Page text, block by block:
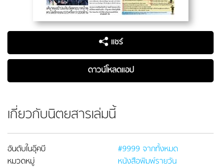
แชร์
ดาวน์โหลดแอป
เกี่ยวกับนิตยสารเล่มนี้
อันดับในอุ๊คบี
#9999 จากทั้งหมด
หมวดหมู่
หนังสือพิมพ์รายวัน